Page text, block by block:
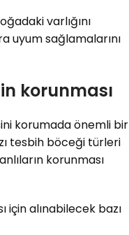
varlığını
uyum sağlamalarını
korunması
korumada önemli bir
tesbih böceği türleri
korunması
alınabilecek bazı